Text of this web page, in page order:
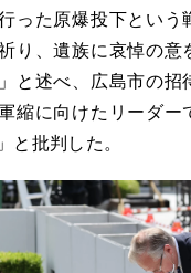
った原爆投下という
り、遺族に哀悼の意
と述べ、広島市の招
縮に向けたリーダー
と批判した。